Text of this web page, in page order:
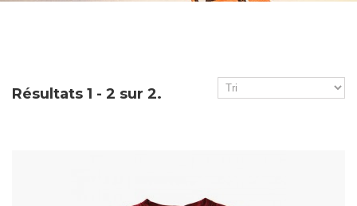
Résultats 1 - 2 sur 2.